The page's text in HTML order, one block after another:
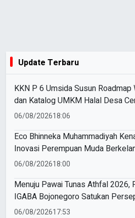
Update Terbaru
KKN P 6 Umsida Susun Roadmap
dan Katalog UMKM Halal Desa
06/08/202618:06
Eco Bhinneka Muhammadiyah
Inovasi Perempuan Muda
Muktamar Nasyiatul Aisyiyah
06/08/202618:00
Menuju Pawai Tunas Athfal 2026,
IGABA Bojonegoro Satukan
Utamakan Keselamatan Anak
06/08/202617:53